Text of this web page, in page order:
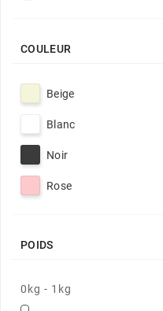
COULEUR
Beige
Blanc
Noir
Rose
POIDS
0kg - 1kg